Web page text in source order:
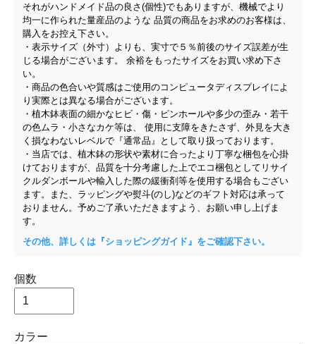
それがハンドメイド品の良さ(個性)でもありますが、機械でより
均一に作られた量産品のような 品質の商品をお求めのお客様は、
購入をお控え下さい。
・表示サイズ（外寸）よりも、実寸で５％前後のサイズ誤差が生
じる場合がございます。 余裕をもったサイズをお買い求め下さ
い。
・商品の色合いや質感はご使用のコンピュータディスプレイによ
り実際とは異なる場合がございます。
・植木鉢表面の細かなヒビ・傷・ピンホールや多少の歪み・若干
の色ムラ・小さなカケ等は、 使用に支障をきたさず、外見を大き
く損なわないレベルで『通常品』として取り扱っております。
・当店では、植木鉢の形状や素材に合ったより丁寧な梱包を心掛
けておりますが、品質を十分考慮した上でエコ梱包としてリサイ
クルダンボールや輸入した際の緩衝剤等を使用する場合もござい
ます。また、ラッピングや熨斗(のし)などのギフト対応は承って
おりません。予めご了承いただきますよう、お願い申し上げま
す。
その他、詳しくは『ショッピングガイド』をご確認下さい。
個数
カラー